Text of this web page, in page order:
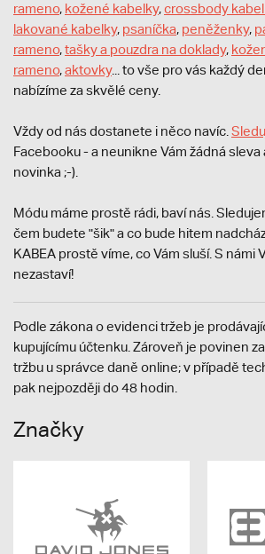
rameno, kožené kabelky,crossbody
lakované kabelky, psaníčka, peněženky,
rameno,tašky a pouzdra na doklady,
rameno,aktovky... to vše pro vás každý
nabízíme za skvělé ceny.
Vždy od nás dostanete i něco navíc. S
Facebooku - a neunikne Vám žádná sleva
novinka ;-).
Módu máme prostě rádi, baví nás.
čem budete "šik" a co bude hitem
KABEA prostě víme, co Vám sluší. S námi
nezastaví!
Podle zákona o evidenci tržeb je
kupujícímu účtenku. Zároveň je povinen
tržbu u správce daně online; v případě
pak nejpozději do 48 hodin.
Značky